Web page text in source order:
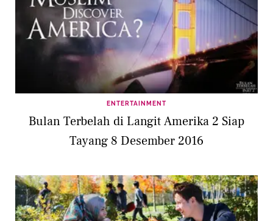
ENTERTAINMENT
Bulan Terbelah di Langit Amerika 2 Siap
Tayang 8 Desember 2016